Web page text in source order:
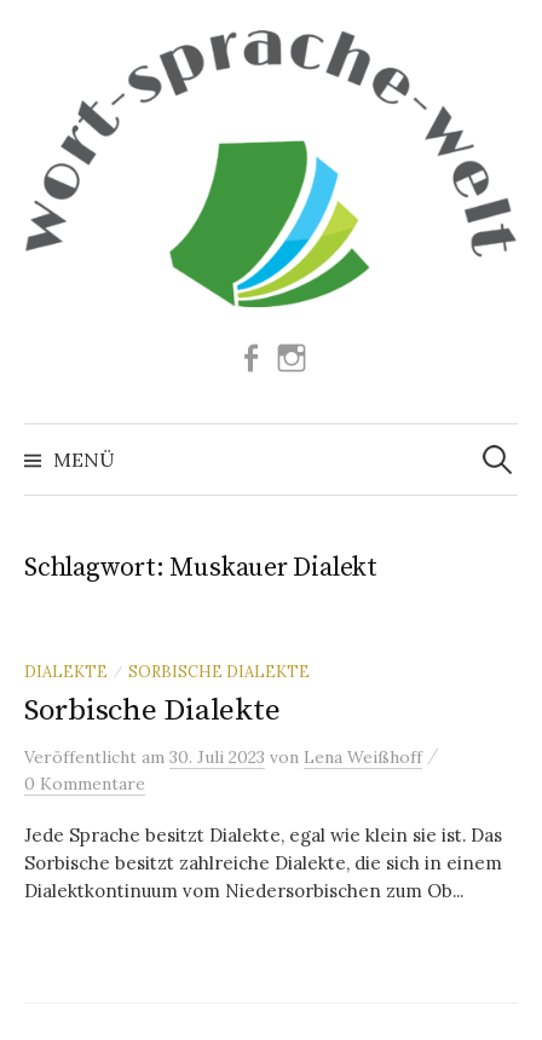
Facebook
MENÜ
Suchen
nach:
Schlagwort: Muskauer Dialekt
DIALEKTE / SORBISCHE DIALEKTE
Sorbische Dialekte
Veröffentlicht am 30. Juli 2023 von Lena Weißhoff /
0 Kommentare
Jede Sprache besitzt Dialekte, egal wie klein sie ist. Das
Sorbische besitzt zahlreiche Dialekte, die sich in einem
Dialektkontinuum vom Niedersorbischen zum Ob...